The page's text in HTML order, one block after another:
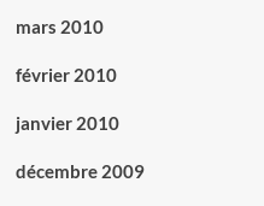
mars 2010
février 2010
janvier 2010
décembre 2009